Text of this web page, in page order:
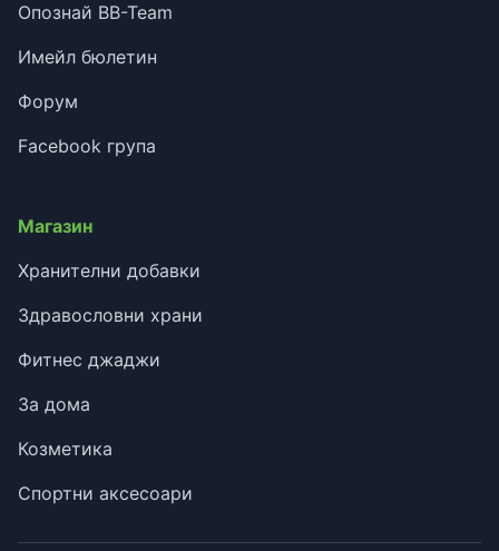
Опознай BB-Team
Имейл бюлетин
Форум
Facebook група
Магазин
Хранителни добавки
Здравословни храни
Фитнес джаджи
За дома
Козметика
Спортни аксесоари